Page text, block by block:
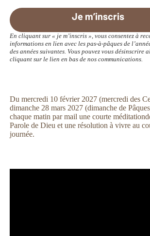
Je m’inscris
En cliquant sur « je m’inscris », vous consentez à
informations en lien avec les pas-à-pâques de
des années suivantes. Vous pouvez vous désinscrire
cliquant sur le lien en bas de nos communications.
Du mercredi 10 février 2027 (mercredi des
dimanche 28 mars 2027 (dimanche de
chaque matin par mail une courte
Parole de Dieu et une résolution à vivre au
journée.